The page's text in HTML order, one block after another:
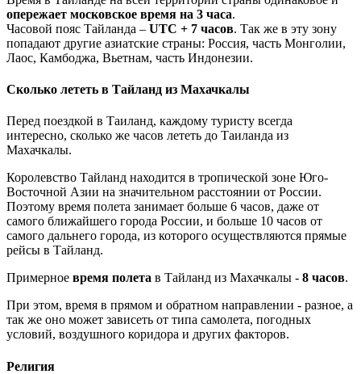
опережает московское время на 3 часа.
Часовой пояс Тайланда – UTC + 7 часов. Так же в эту зону
попадают другие азиатские страны: Россия, часть Монголии,
Лаос, Камбоджа, Вьетнам, часть Индонезии.
Сколько лететь в Тайланд из Махачкалы
Перед поездкой в Таиланд, каждому туристу всегда
интересно, сколько же часов лететь до Таиланда из
Махачкалы.
Королевство Тайланд находится в тропической зоне Юго-
Восточной Азии на значительном расстоянии от России.
Поэтому время полета занимает больше 6 часов, даже от
самого ближайшего города России, и больше 10 часов от
самого дальнего города, из которого осуществляются прямые
рейсы в Тайланд.
Примерное время полета в Тайланд из Махачкалы - 8 часов.
При этом, время в прямом и обратном направлении - разное, а
так же оно может зависеть от типа самолета, погодных
условий, воздушного коридора и других факторов.
Религия